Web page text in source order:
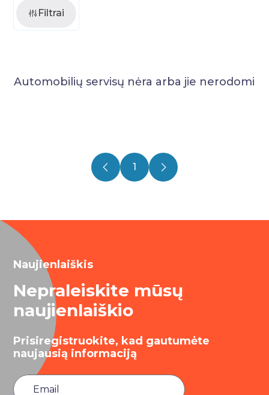
Filtrai
Automobilių servisų nėra arba jie nerodomi
1
Naujienlaiškis
Nepraleiskite mūsų
naujienlaiškio
Prisiregistruokite, kad gautumėte
naujausią informaciją